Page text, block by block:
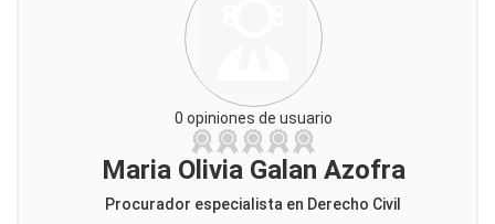
0 opiniones de usuario
Maria Olivia Galan Azofra
Procurador especialista en Derecho Civil